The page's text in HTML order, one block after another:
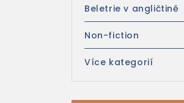
Beletrie v angličtině
Non-fiction
Více kategorií